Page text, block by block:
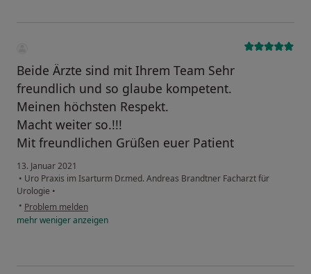
Beide Ärzte sind mit Ihrem Team Sehr
freundlich und so glaube kompetent.
Meinen höchsten Respekt.
Macht weiter so.!!!
Mit freundlichen Grüßen euer Patient
13. Januar 2021
• Uro Praxis im Isarturm Dr.med. Andreas Brandtner Facharzt für
Urologie •
• Problem melden
mehrwenigeranzeigen